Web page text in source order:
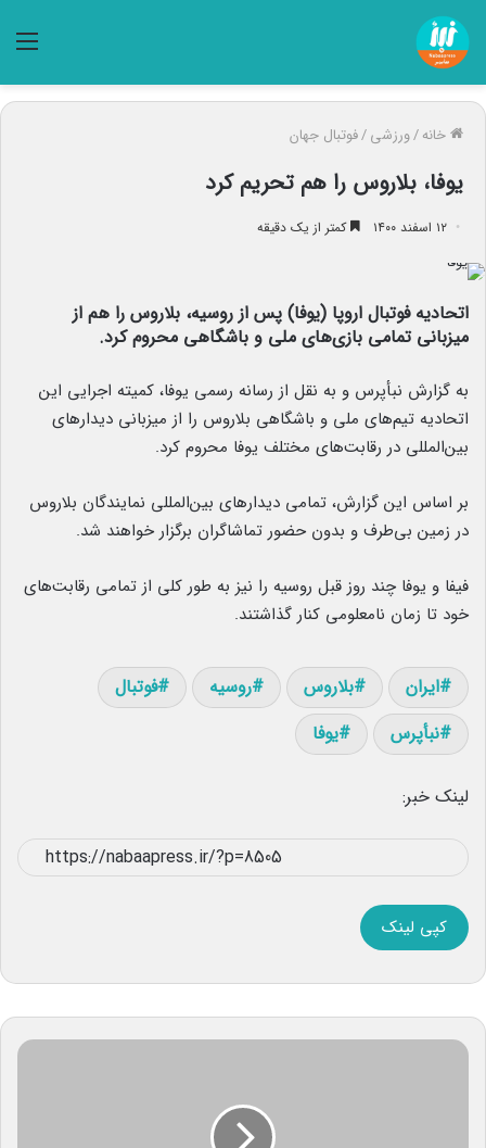
خانه/ورزشی/فوتبال جهان
یوفا، بلاروس را هم تحریم کرد
۱۲ اسفند ۱۴۰۰ کمتر از یک دقیقه
اتحادیه فوتبال اروپا (یوفا) پس از روسیه، بلاروس را هم از
میزبانی تمامی بازی‌های ملی و باشگاهی محروم کرد.
به گزارش نبأپرس و به نقل از رسانه رسمی یوفا، کمیته اجرایی این
اتحادیه تیم‌های ملی و باشگاهی بلاروس را از میزبانی دیدارهای
بین‌المللی در رقابت‌های مختلف یوفا محروم کرد.
بر اساس این گزارش، تمامی دیدارهای بین‌المللی نمایندگان بلاروس
در زمین بی‌طرف و بدون حضور تماشاگران برگزار خواهند شد.
فیفا و یوفا چند روز قبل روسیه را نیز به طور کلی از تمامی رقابت‌های
خود تا زمان نامعلومی کنار گذاشتند.
ایران بلاروس روسیه
فوتبال
نبأپرس
یوفا
لینک خبر:
کپی لینک